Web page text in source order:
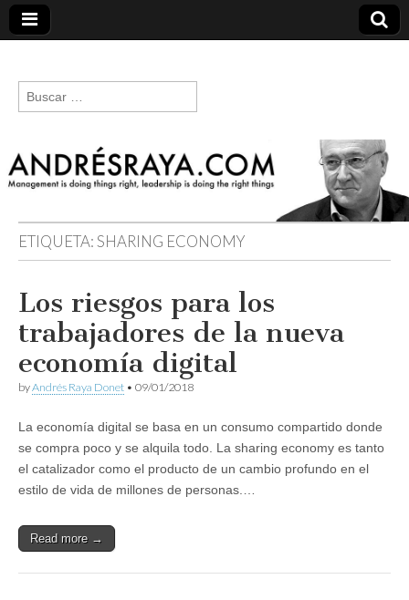
andresraya.com
gestión de
personas,
talento e
Buscar:
ETIQUETA:SHARING ECONOMY
Los riesgos para los
trabajadores de la nueva
economía digital
byAndrés Raya Donet • 09/01/2018
La economía digital se basa en un consumo compartido donde
se compra poco y se alquila todo. La sharing economy es tanto
el catalizador como el producto de un cambio profundo en el
estilo de vida de millones de personas.…
Read more →